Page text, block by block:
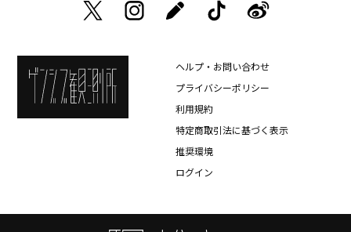
ヘルプ・お問い合わせ
プライバシーポリシー
利用規約
特定商取引法に基づく表示
推奨環境
ログイン